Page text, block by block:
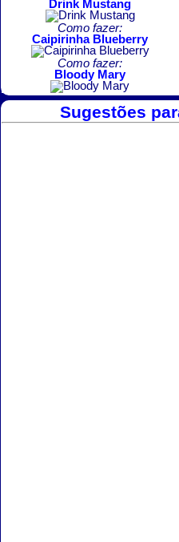
Drink Mustang
Como fazer:
Caipirinha Blueberry
Como fazer:
Bloody Mary
Sugestões